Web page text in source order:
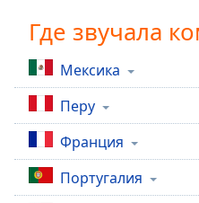
Chapters
Descriptions
descriptions
off,
selected
Subtitles
Где звучала
Мексика
Перу
Франция
Португалия